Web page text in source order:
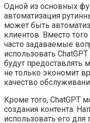
Одной из основных
автоматизация
может быть
клиентов. Вместо
часто задаваемые
использовать
будут предоставлять
не только экономит
качество
Кроме того, ChatGPT
создания контента.
использовать его для